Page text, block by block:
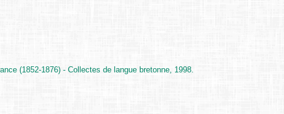
(1852-1876) - Collectes de langue bretonne, 1998.